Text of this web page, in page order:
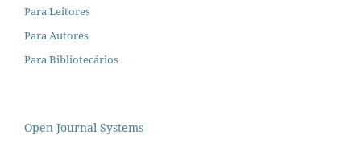
Para Leitores
Para Autores
Para Bibliotecários
Open Journal Systems